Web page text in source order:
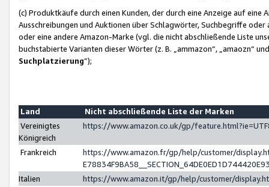
(c) Produktkäufe durch einen Kunden, der durch eine Anzeige auf
Ausschreibungen und Auktionen über Schlagwörter, Suchbegriffe
oder eine andere Amazon-Marke (vgl. die nicht abschließende Liste
buchstabierte Varianten dieser Wörter (z. B. „ammazon“, „amaozn“
Suchplatzierung”);
Land
Nicht abschließende Liste der Marken
Vereinigtes
Königreich
https://www.amazon.co.uk/gp/
Frankreich
https://www.amazon.fr/gp/help/customer/
Italien
https://www.amazon.it/gp/help/customer/